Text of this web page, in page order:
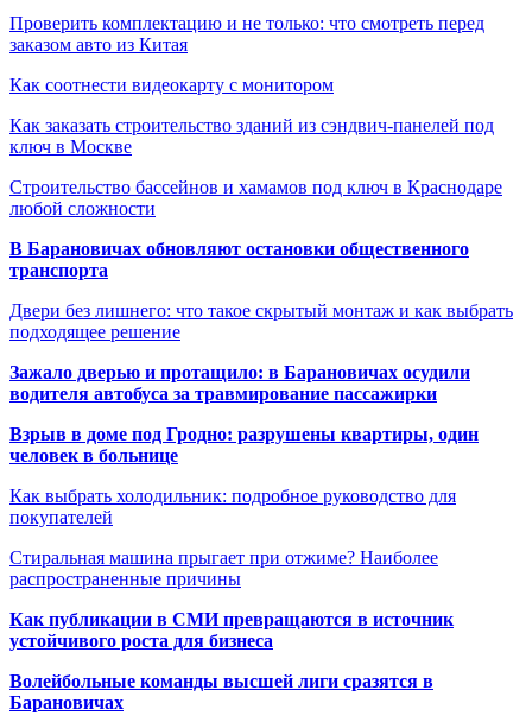
Проверить комплектацию и не только: что смотреть перед
заказом авто из Китая
Как соотнести видеокарту с монитором
Как заказать строительство зданий из сэндвич-панелей под
ключ в Москве
Строительство бассейнов и хамамов под ключ в Краснодаре
любой сложности
В Барановичах обновляют остановки общественного
транспорта
Двери без лишнего: что такое скрытый монтаж и как выбрать
подходящее решение
Зажало дверью и протащило: в Барановичах осудили
водителя автобуса за травмирование пассажирки
Взрыв в доме под Гродно: разрушены квартиры, один
человек в больнице
Как выбрать холодильник: подробное руководство для
покупателей
Стиральная машина прыгает при отжиме? Наиболее
распространенные причины
Как публикации в СМИ превращаются в источник
устойчивого роста для бизнеса
Волейбольные команды высшей лиги сразятся в
Барановичах